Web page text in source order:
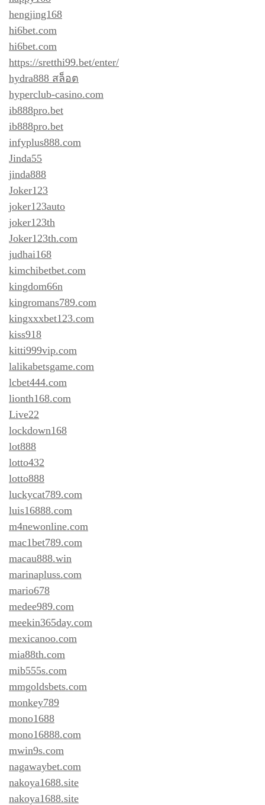
hengjing168
hi6bet.com
hi6bet.com
https://sretthi99.bet/enter/
hydra888 สล็อต
hyperclub-casino.com
ib888pro.bet
ib888pro.bet
infyplus888.com
Jinda55
jinda888
Joker123
joker123auto
joker123th
Joker123th.com
judhai168
kimchibetbet.com
kingdom66n
kingromans789.com
kingxxxbet123.com
kiss918
kitti999vip.com
lalikabetsgame.com
lcbet444.com
lionth168.com
Live22
lockdown168
lot888
lotto432
lotto888
luckycat789.com
luis16888.com
m4newonline.com
mac1bet789.com
macau888.win
marinapluss.com
mario678
medee989.com
meekin365day.com
mexicanoo.com
mia88th.com
mib555s.com
mmgoldsbets.com
monkey789
mono1688
mono16888.com
mwin9s.com
nagawaybet.com
nakoya1688.site
nakoya1688.site